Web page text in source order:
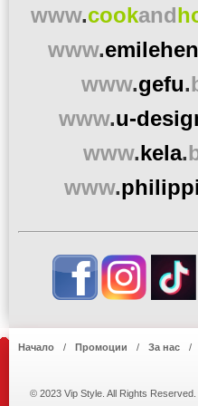
www.cookand
www.
www.gefu.
www.u-
www.kela.
www.philippi
Начало Промоции За нас
© 2023 Vip Style. All Rights Reserved.